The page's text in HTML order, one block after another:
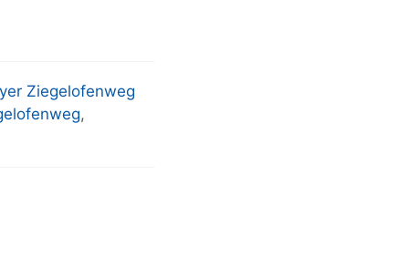
Ziegelofenweg
,